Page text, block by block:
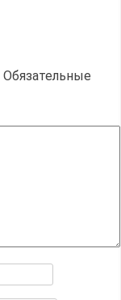
Обязательные